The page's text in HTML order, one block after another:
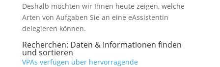
Deshalb möchten wir Ihnen heute zeigen, welche
Arten von Aufgaben Sie an eine eAssistentin
delegieren können.
Recherchen: Daten & Informationen finden
und sortieren
VPAs verfügen über hervorragende